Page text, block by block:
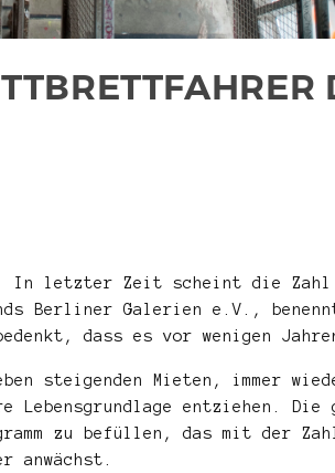
In letzter Zeit scheint die
Berliner Galerien e.V.,
dass es vor wenigen
steigenden Mieten, immer
entziehen.
zu befüllen, das mit der
anwächst.